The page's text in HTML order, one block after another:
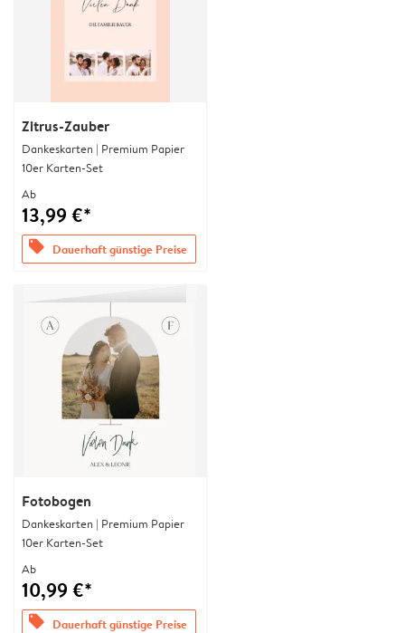
Zitrus-Zauber
Dankeskarten | Premium Papier
10er Karten-Set
Ab
13,99 €*
offers Dauerhaft günstige Preise
Fotobogen
Dankeskarten | Premium Papier
10er Karten-Set
Ab
10,99 €*
offers Dauerhaft günstige Preise